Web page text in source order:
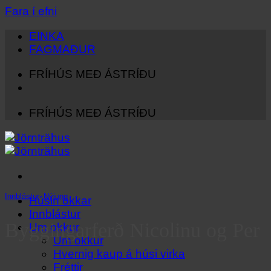
Fara í efni
EINKA
FAGMAÐUR
FRÍHÚS MEÐ ÁSTRÍÐU
FRÍHÚS MEÐ ÁSTRÍÐU
Húsin okkar
Innblástur
Um okkur
Um okkur
Hvernig kaup á húsi virka
Fréttir
Innblástur, Nýjung
Byggingarferð Nicolinu og Per